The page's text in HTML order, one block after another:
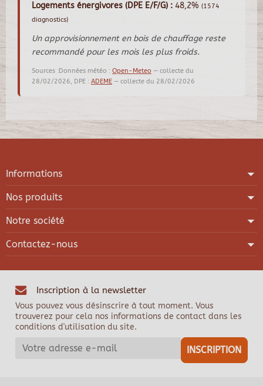
Logements énergivores (DPE E/F/G) : 48,2% (1574
diagnostics)
Un approvisionnement en bois de chauffage reste
recommandé pour les mois les plus froids.
Sources :Données météo : Open-Meteo — collecte du
28/02/2026, DPE : ADEME — collecte du 28/02/2026
Informations
Nos produits
Notre société
Contactez-nous
Inscription à la newsletter
Vous pouvez vous désinscrire à tout moment. Vous
trouverez pour cela nos informations de contact dans les
conditions d'utilisation du site.